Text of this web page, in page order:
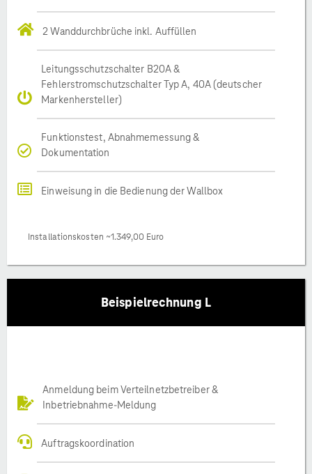
2 Wanddurchbrüche inkl. Auffüllen
Leitungsschutzschalter B20A &
Fehlerstromschutzschalter Typ A, 40A (deutscher
Markenhersteller)
Funktionstest, Abnahmemessung &
Dokumentation
Einweisung in die Bedienung der Wallbox
Installationskosten ~1.349,00 Euro
Beispielrechnung L
Anmeldung beim Verteilnetzbetreiber &
Inbetriebnahme-Meldung
Auftragskoordination